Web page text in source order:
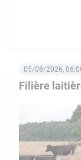
Filière
05/08/2026,